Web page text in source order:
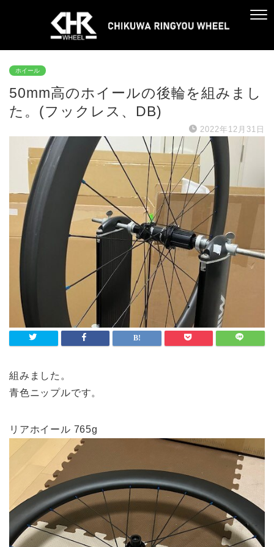
ホイール
50mm高のホイールの後輪を組みまし
た。(フックレス、DB)
2022年12月31日
組みました。
青色ニップルです。
リアホイール 765g